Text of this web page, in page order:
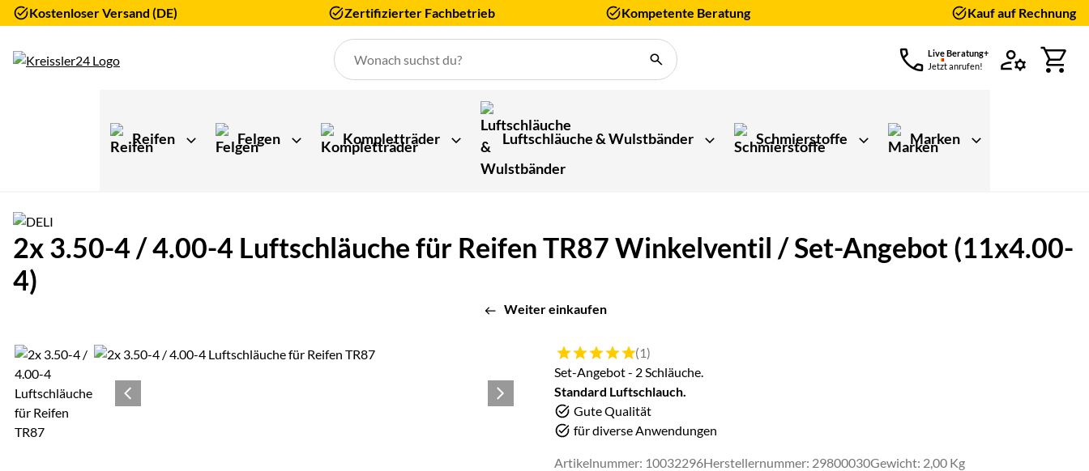
Kostenloser Versand (DE) Zertifizierter Fachbetrieb Kompetente Beratung Kauf auf Rechnung
Live Beratung+
Jetzt anrufen!
Reifen Felgen Kompletträder Luftschläuche & Wulstbänder Schmierstoffe Marken
2x 3.50-4 / 4.00-4 Luftschläuche für Reifen TR87 Winkelventil / Set-Angebot (11x4.00-
4)
Weiter einkaufen
Produktgalerie
Zur Kaufbox springen
Bewertung: 5 von 5 (1 Bewertungen)
(1)
Set-Angebot - 2 Schläuche.
Standard Luftschlauch.
Gute Qualität
für diverse Anwendungen
Artikelnummer: 10032296Herstellernummer: 29800030Gewicht: 2,00 Kg